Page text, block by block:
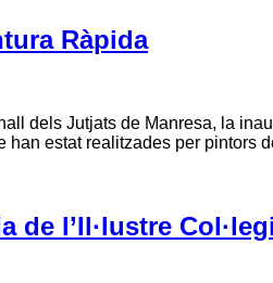
Ràpida
dels Jutjats de Manresa, la
han estat realitzades per
de l’Il·lustre